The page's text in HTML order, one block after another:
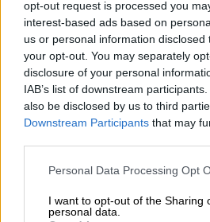
opt-out request is processed you
interest-based ads based on
us or personal information
your opt-out. You may separately
disclosure of your personal
IAB’s list of downstream
also be disclosed by us to third
Downstream Participants that may
Please note that this website/app
not limited to your visit or usage
grant or deny consent to Google
Personal Data Processing Opt
I want to opt-out of the Sharing
personal data.
δοκιμάζεται από τη
μάχη τωνπυροσβεστών
να συνεχίζεται χωρίς
περιορισμό του πύρινου
Για την κατάσβεση
με 71
δυνάμεις αποτελούμενες
και 5 ελικόπτερα.